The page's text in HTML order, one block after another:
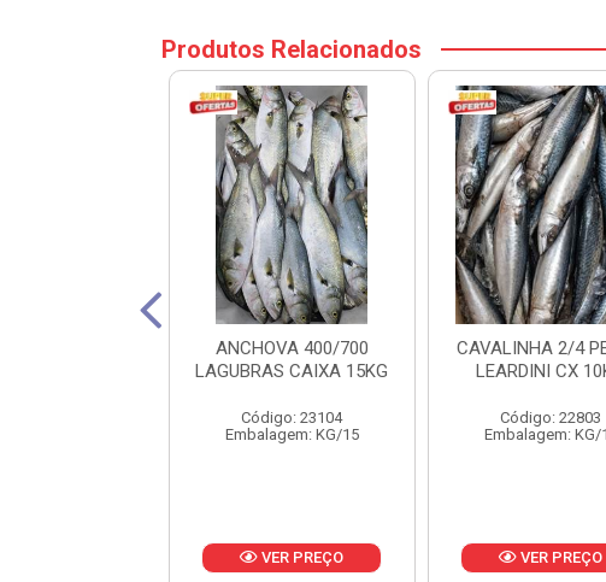
Produtos Relacionados
ANCHOVA 400/700
LAGUBRAS CAIXA 15KG
Código: 23104
Embalagem: KG/15
VER PREÇO
CAVALINHA 2/4
LEARDINI CX
Código: 22803
Embalagem: KG/
VER PREÇO